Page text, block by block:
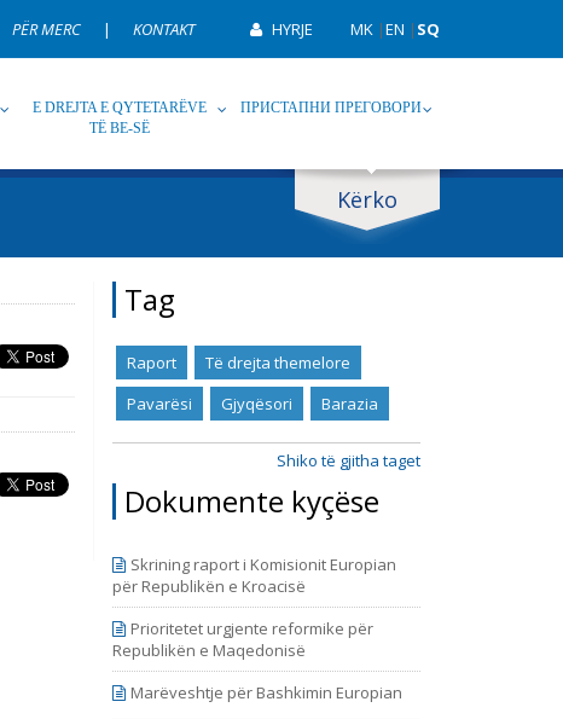
PËR MERC | KONTAKT HYRJE MK |EN | SQ
E DREJTA E QYTETARËVE
TË BE-SË
ПРИСТАПНИ ПРЕГОВОРИ
Kërko
Tag
Raport
Të drejta themelore
Pavarësi
Gjyqësori Barazia
Shiko të gjitha taget
Dokumente kyçëse
Skrining raport i Komisionit Europian
për Republikën e Kroacisë
Prioritetet urgjente reformike për
Republikën e Maqedonisë
Marëveshtje për Bashkimin Europian